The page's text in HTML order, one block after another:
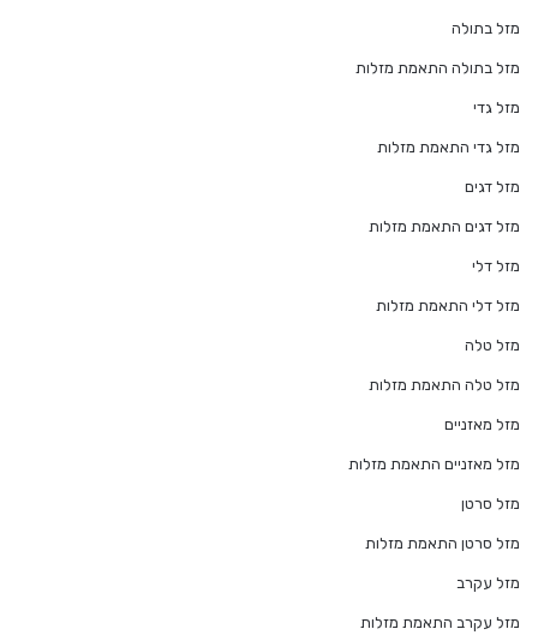
מזל בתולה
מזל בתולה התאמת מזלות
מזל גדי
מזל גדי התאמת מזלות
מזל דגים
מזל דגים התאמת מזלות
מזל דלי
מזל דלי התאמת מזלות
מזל טלה
מזל טלה התאמת מזלות
מזל מאזניים
מזל מאזניים התאמת מזלות
מזל סרטן
מזל סרטן התאמת מזלות
מזל עקרב
מזל עקרב התאמת מזלות